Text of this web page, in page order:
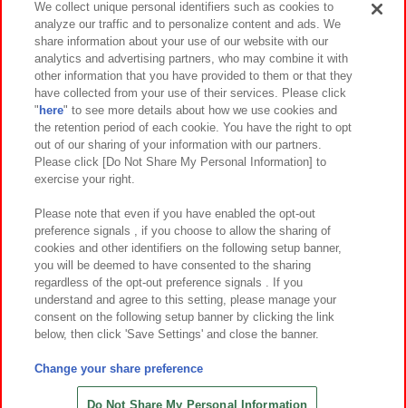
イベント・キャンペーン
関連会社 サステナビリティ サイトポリシー
プライバシーポリシー ウェブアクセシビリティ方針と検証結果
お取引先さまとともに
カスタマーハラスメント対応方針 よくあるご質問・お問い合わせ
©Bandai Namco Amusement Inc.
©Bandai Namco Amusement Lab Inc.
©HANAYASHIKI Co., Ltd. All Rights Reserved.
We collect unique personal identifiers such as cookies to
analyze our traffic and to personalize content and ads. We
share information about your use of our website with our
analytics and advertising partners, who may combine it with
other information that you have provided to them or that they
have collected from your use of their services. Please click
" here" to see more details about how we use cookies and
the retention period of each cookie. You have the right to opt
out of our sharing of your information with our partners.
Please click [Do Not Share My Personal Information] to
exercise your right.
Please note that even if you have enabled the opt-out
preference signals , if you choose to allow the sharing of
cookies and other identifiers on the following setup banner,
you will be deemed to have consented to the sharing
regardless of the opt-out preference signals . If you
understand and agree to this setting, please manage your
consent on the following setup banner by clicking the link
below, then click 'Save Settings' and close the banner.
Change your share preference
Do Not Share My Personal Information